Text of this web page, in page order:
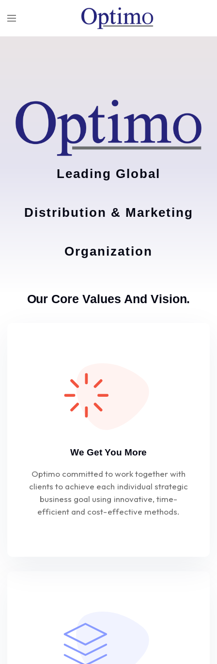
Leading Global
Distribution & Marketing
Organization
Our Core Values And Vision.
We Get You More
Optimo committed to work together with
clients to achieve each individual strategic
business goal using innovative, time-
efficient and cost-effective methods.